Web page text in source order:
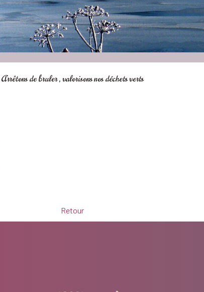
Arrêtons de bruler , valorisons nos déchets verts
Retour